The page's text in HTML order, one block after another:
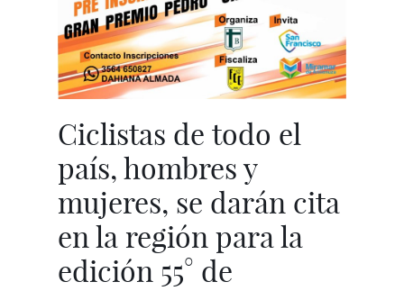
Ciclistas de todo el
país, hombres y
mujeres, se darán cita
en la región para la
edición 55° de